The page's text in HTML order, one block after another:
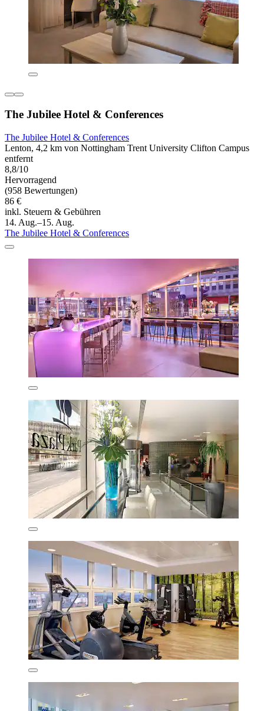
The Jubilee Hotel & Conferences
The Jubilee Hotel & Conferences
Lenton, 4,2 km von Nottingham Trent University Clifton Campus
entfernt
8,8/10
Hervorragend
(958 Bewertungen)
86 €
inkl. Steuern & Gebühren
14. Aug.–15. Aug.
The Jubilee Hotel & Conferences